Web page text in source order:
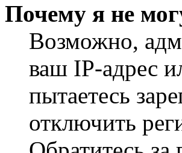
Почему я не
Возможно,
ваш IP-адрес
пытаетесь
отключить